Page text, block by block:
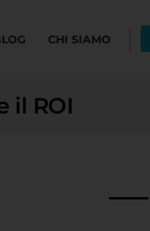
CHI SIAMO
il ROI